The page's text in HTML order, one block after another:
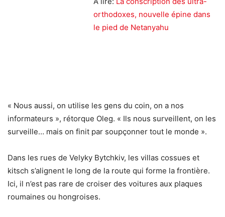
orthodoxes, nouvelle épine dans
le pied de Netanyahu
« Nous aussi, on utilise les gens du coin, on a nos
informateurs », rétorque Oleg. « Ils nous surveillent, on les
surveille… mais on finit par soupçonner tout le monde ».
Dans les rues de Velyky Bytchkiv, les villas cossues et
kitsch s’alignent le long de la route qui forme la frontière.
Ici, il n’est pas rare de croiser des voitures aux plaques
roumaines ou hongroises.